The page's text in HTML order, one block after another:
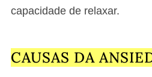
capacidade de relaxar.
CAUSAS DA